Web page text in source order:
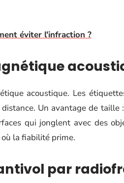
éviter l'infraction ?
acoustique. Les
Un avantage de taille
qui jonglent avec des
la fiabilité prime.
par